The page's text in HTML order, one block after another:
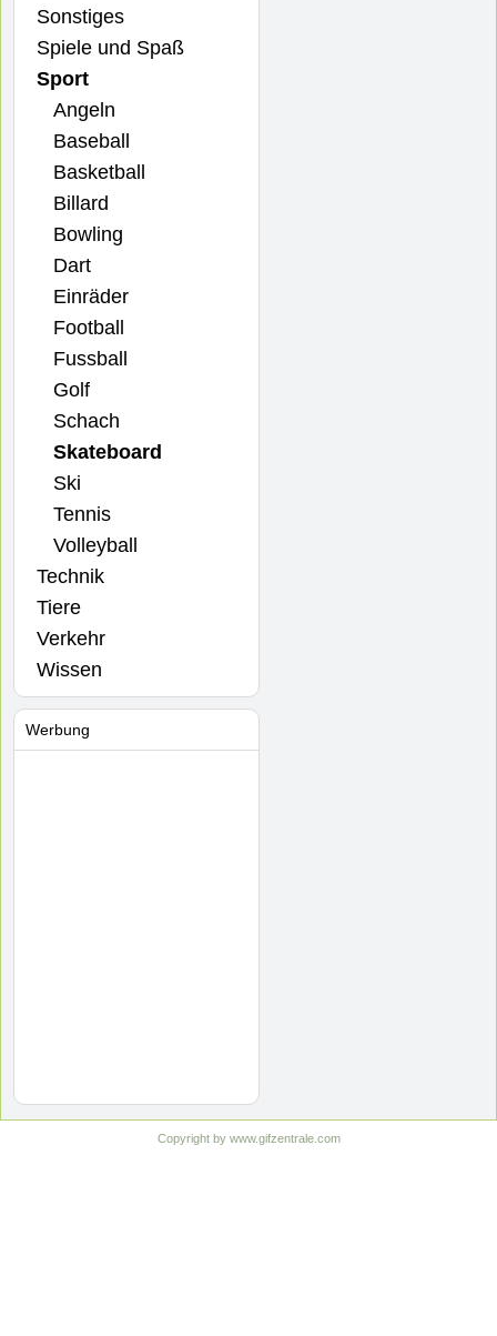
Sonstiges
Spiele und Spaß
Sport
Angeln
Baseball
Basketball
Billard
Bowling
Dart
Einräder
Football
Fussball
Golf
Schach
Skateboard
Ski
Tennis
Volleyball
Technik
Tiere
Verkehr
Wissen
Werbung
Copyright by www.gifzentrale.com